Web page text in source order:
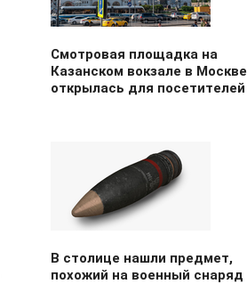
Смотровая площадка на
Казанском вокзале в Москве
открылась для посетителей
В столице нашли предмет,
похожий на военный снаряд